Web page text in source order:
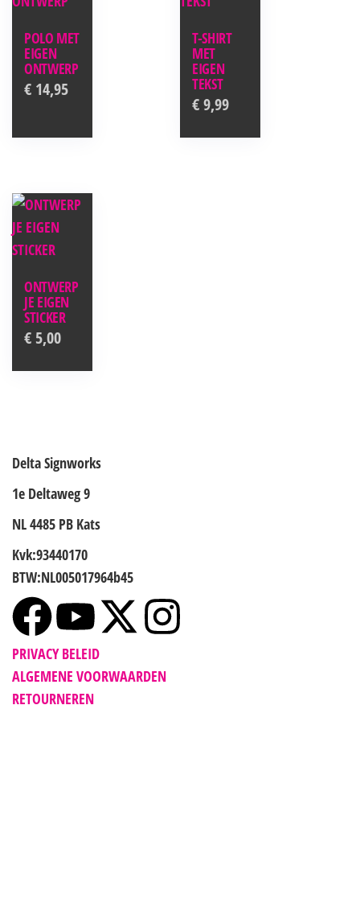
POLO MET
EIGEN
ONTWERP
€ 14,95
T-SHIRT
MET
EIGEN
TEKST
€9,99
ONTWERP
JE EIGEN
STICKER
€ 5,00
Delta Signworks
1e Deltaweg 9
NL 4485 PB Kats
Kvk:93440170
BTW:NL005017964b45
PRIVACY BELEID
ALGEMENE VOORWAARDEN
RETOURNEREN